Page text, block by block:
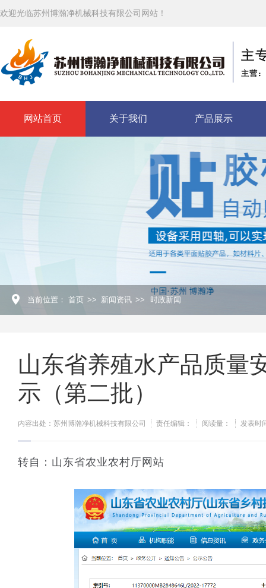
欢迎光临苏州博瀚净机械科技有限公司网站！
网站首页 关于我们 产品展示
当前位置： 首页 >> 新闻资讯 >> 时政新闻
山东省养殖水产品质量
示（第二批）
内容出处：苏州博瀚净机械科技有限公司 责任编辑： 阅读量： 发表时
转自：山东省农业农村厅网站